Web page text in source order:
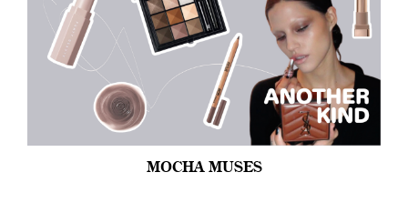
MOCHA MUSES